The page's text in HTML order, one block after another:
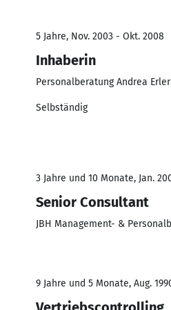
5 Jahre, Nov. 2003 - Okt. 2008
Inhaberin
Personalberatung Andrea Erler
Selbständig
3 Jahre und 10 Monate, Jan.
Senior Consultant
JBH Management- &
9 Jahre und 5 Monate, Aug.